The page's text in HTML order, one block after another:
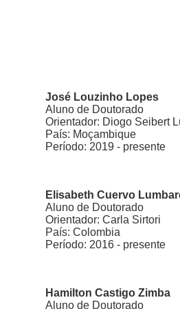
José Louzinho Lopes
Aluno de Doutorado
Orientador: Diogo Seibert
País: Moçambique
Período: 2019 - presente
Elisabeth Cuervo
Aluno de Doutorado
Orientador: Carla Sirtori
País: Colombia
Período: 2016 - presente
Hamilton Castigo Zimba
Aluno de Doutorado